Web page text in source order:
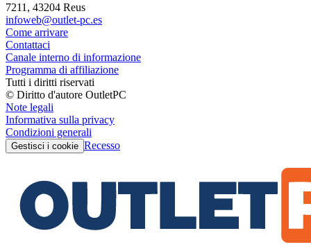
7211, 43204 Reus
infoweb@outlet-pc.es
Come arrivare
Contattaci
Canale interno di informazione
Programma di affiliazione
Tutti i diritti riservati
© Diritto d'autore OutletPC
Note legali
Informativa sulla privacy
Condizioni generali
Gestisci i cookie Recesso